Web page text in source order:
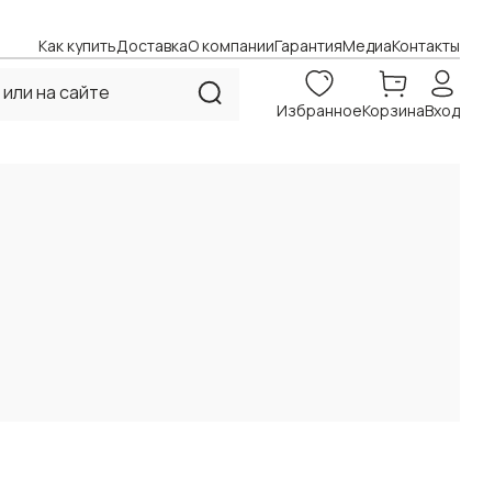
Как купитьДоставкаО компанииГарантияМедиаКонтакты
ИзбранноеКорзинаВход